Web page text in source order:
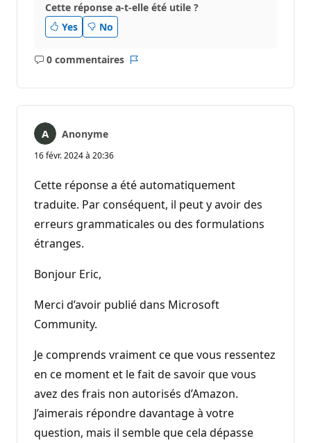
Cette réponse a-t-elle été utile ?
Yes
No
0 commentaires
Aucun
Anonyme
16 févr. 2024 à 20:36
Cette réponse a été automatiquement
traduite. Par conséquent, il peut y avoir des
erreurs grammaticales ou des formulations
étranges.
Bonjour Eric,
Merci d’avoir publié dans Microsoft
Community.
Je comprends vraiment ce que vous ressentez
en ce moment et le fait de savoir que vous
avez des frais non autorisés d’Amazon.
J’aimerais répondre davantage à votre
question, mais il semble que cela dépasse